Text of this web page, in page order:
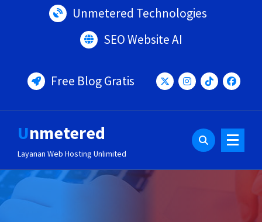
Unmetered Technologies
SEO Website AI
Free Blog Gratis
Unmetered
Layanan Web Hosting Unlimited